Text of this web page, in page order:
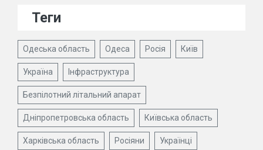
Теги
Одеська область Одеса Росія Київ
Україна Інфраструктура
Безпілотний літальний апарат
Дніпропетровська область Київська область
Харківська область Росіяни Українці